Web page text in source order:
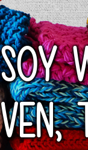
SOY
VEN,